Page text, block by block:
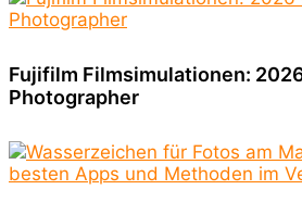
Fujifilm Filmsimulationen:
Photographer